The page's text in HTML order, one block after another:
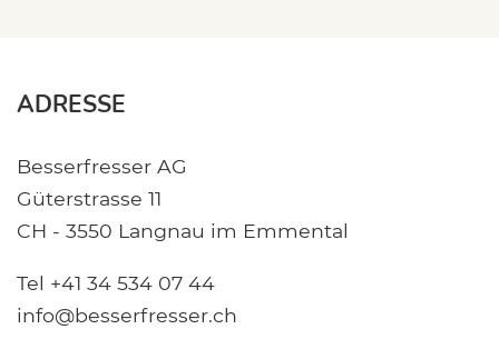
ADRESSE
Besserfresser AG
Güterstrasse 11
CH - 3550 Langnau im Emmental
Tel +41 34 534 07 44
info@besserfresser.ch